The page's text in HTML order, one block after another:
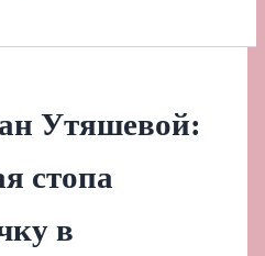
Утяшевой:
стопа
в